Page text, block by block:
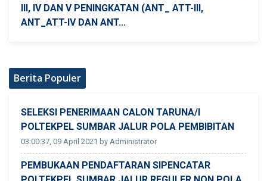
III, IV DAN V PENINGKATAN (ANT_ ATT-III,
ANT_ATT-IV DAN ANT...
Berita Populer
SELEKSI PENERIMAAN CALON TARUNA/I
POLTEKPEL SUMBAR JALUR POLA PEMBIBITAN
03:00:37, 09 April 2021 by Administrator
PEMBUKAAN PENDAFTARAN SIPENCATAR